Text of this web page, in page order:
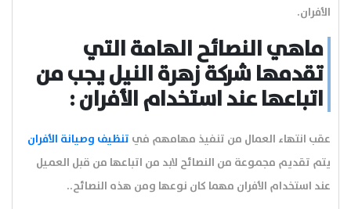
الأفران.
ماهي النصائح الهامة التي
تقدمها شركة زهرة النيل يجب من
اتباعها عند استخدام الأفران :
عقب انتهاء العمال من تنفيذ مهامهم في تنظيف وصيانة الأفران
يتم تقديم مجموعة من النصائح لابد من اتباعها من قبل العميل
عند استخدام الأفران مهما كان نوعها ومن هذه النصائح..